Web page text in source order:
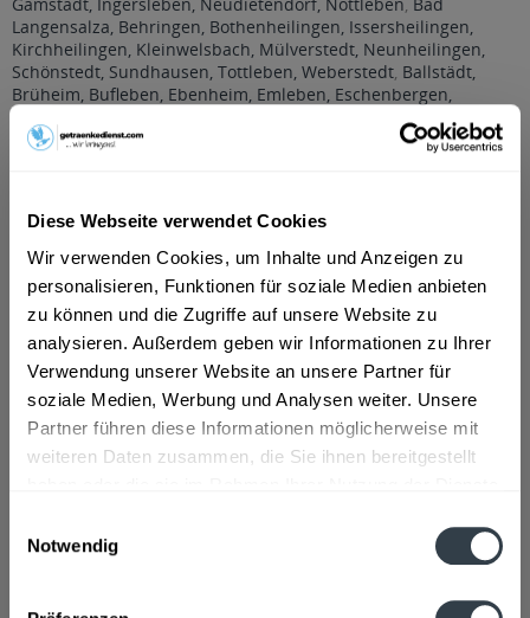
Diese Webseite verwendet Cookies
Wir verwenden Cookies, um Inhalte und Anzeigen zu
personalisieren, Funktionen für soziale Medien anbieten
zu können und die Zugriffe auf unsere Website zu
analysieren. Außerdem geben wir Informationen zu Ihrer
Verwendung unserer Website an unsere Partner für
soziale Medien, Werbung und Analysen weiter. Unsere
Partner führen diese Informationen möglicherweise mit
weiteren Daten zusammen, die Sie ihnen bereitgestellt
Notwendig
Langensalza, Behringen, Bothenheilingen, Issersheilingen,
Kirchheilingen, Kleinwelsbach, Mülverstedt, Neunheilingen,
Schönstedt, Sundhausen, Tottleben, Weberstedt, Ballstädt,
Brüheim, Bufleben, Ebenheim, Emleben, Eschenbergen,
Günthersleben, Haina, Hochheim, Molschleben, Mühlberg,
Bechstedtstraß,
Döllstädt, Gierstädt/Kleinfahner, Großfahner, Zimmernsupra
Döbritschen, Frankendorf, Großschwabhausen, Hammerstedt,
Hohlstedt, Kiliansroda, Kleinschwabhausen, Kromsdorf,
Lehnstedt, Magdala, Mechelroda, Mellingen, Umpferstedt,
Elleben, Elxleben, Ichtershausen, Kirchheim,Georgenthal,
Gräfenhain, Herrenhof, Hohenkirchen, Petriroda,Großmölsen,
Kleinmölsen, Mönchenholzhausen, Ollendorf, Udestedt,
Klettbach, Rockhausen
Beschreibung
mehr
Geschmacksrichtung: